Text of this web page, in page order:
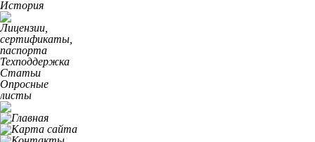
История
Лицензии,
сертификаты,
паспорта
Техподдержка
Статьи
Опросные
листы